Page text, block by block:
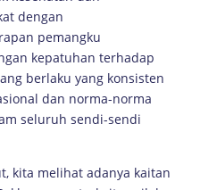
dengan
pemangku
kepatuhan terhadap
berlaku yang konsisten
dan norma-norma
seluruh sendi-sendi
kita melihat adanya kaitan